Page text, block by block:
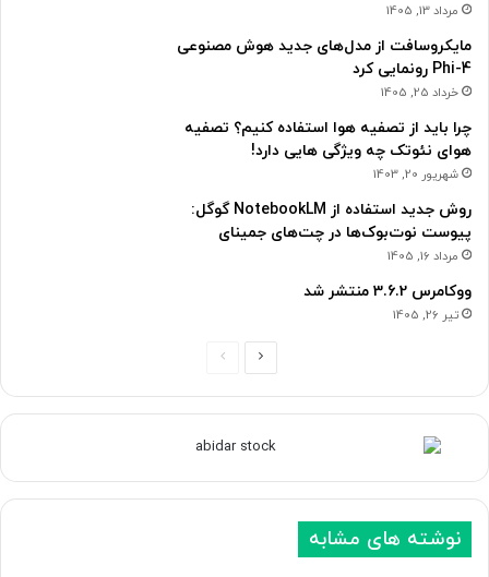
مرداد 13, 1405
مایکروسافت از مدل‌های جدید هوش مصنوعی
Phi-4 رونمایی کرد
خرداد 25, 1405
چرا باید از تصفیه هوا استفاده کنیم؟ تصفیه
هوای نئوتک چه ویژگی هایی دارد!
شهریور 20, 1403
روش جدید استفاده از NotebookLM گوگل:
پیوست نوت‌بوک‌ها در چت‌های جمینای
مرداد 16, 1405
ووکامرس 3.6.2 منتشر شد
تیر 26, 1405
ح
ه
ق
ح
ه
ب
نوشته های مشابه